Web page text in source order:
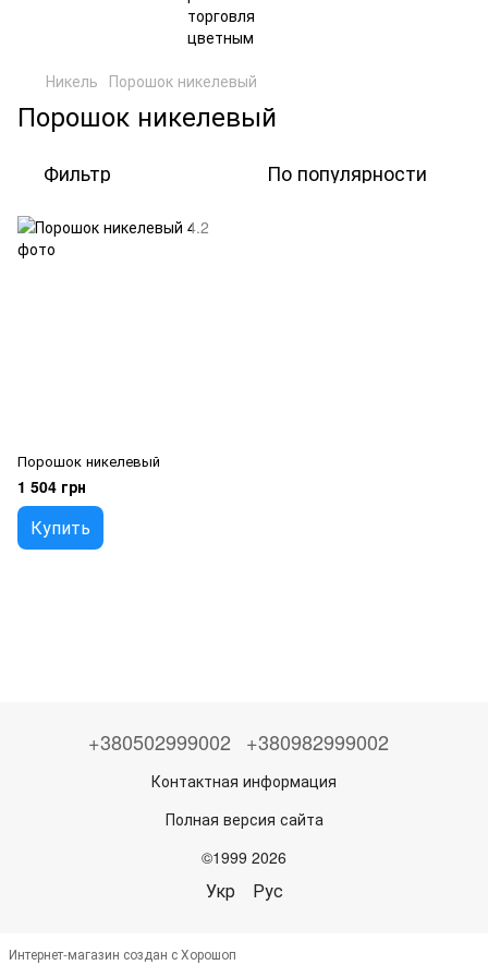
Никель Порошок никелевый
Порошок никелевый
Фильтр По популярности
Порошок никелевый
1 504 грн
Купить
+380502999002 +380982999002
Контактная информация
Полная версия сайта
©1999 2026
Укр Рус
Интернет-магазин создан с Хорошоп